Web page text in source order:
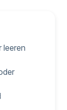
leeren